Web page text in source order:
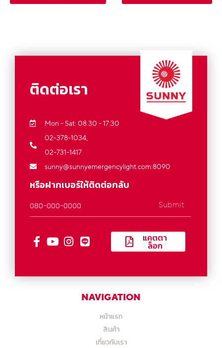
ติดต่อเรา
Mon - Sat: 08.30 - 17:30
02-378-1034,
02-731-1417
sunny@sunnyemergencylight.com:8090
หรือฝากเบอร์ให้ติดต่อกลับ
Submit
แคตตา
ล็อก
NAVIGATION
หน้าแรก
สินค้า
เกี่ยวกับเรา